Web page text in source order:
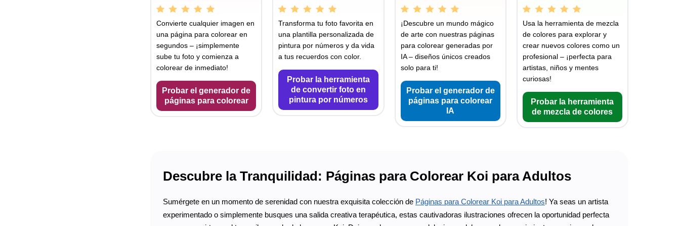
Convierte cualquier imagen en
una página para colorear en
segundos – ¡simplemente
sube tu foto y comienza a
colorear de inmediato!
Probar el generador de
páginas para colorear
Transforma tu foto favorita en
una plantilla personalizada de
pintura por números y da vida
a tus recuerdos con color.
Probar la herramienta
de convertir foto en
pintura por números
¡Descubre un mundo mágico
de arte con nuestras páginas
para colorear generadas por
IA – diseños únicos creados
solo para ti!
Probar el generador de
páginas para colorear
IA
Usa la herramienta de mezcla
de colores para explorar y
crear nuevos colores como un
profesional – ¡perfecta para
artistas, niños y mentes
curiosas!
Probar la herramienta
de mezcla de colores
Descubre la Tranquilidad: Páginas para Colorear Koi para Adultos
Sumérgete en un momento de serenidad con nuestra exquisita colección de Páginas para Colorear Koi para Adultos! Ya seas un artista
experimentado o simplemente busques una salida creativa terapéutica, estas cautivadoras ilustraciones ofrecen la oportunidad perfecta